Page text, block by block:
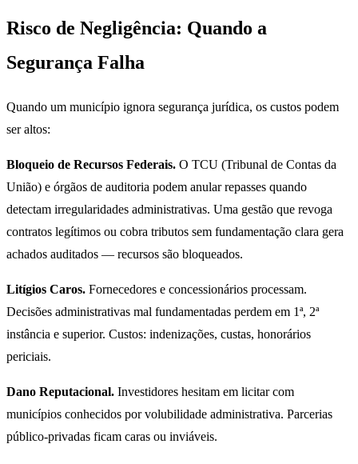
Risco de Negligência: Quando a
Segurança Falha
Quando um município ignora segurança jurídica, os custos podem
ser altos:
Bloqueio de Recursos Federais. O TCU (Tribunal de Contas da
União) e órgãos de auditoria podem anular repasses quando
detectam irregularidades administrativas. Uma gestão que revoga
contratos legítimos ou cobra tributos sem fundamentação clara gera
achados auditados — recursos são bloqueados.
Litígios Caros. Fornecedores e concessionários processam.
Decisões administrativas mal fundamentadas perdem em 1ª, 2ª
instância e superior. Custos: indenizações, custas, honorários
periciais.
Dano Reputacional. Investidores hesitam em licitar com
municípios conhecidos por volubilidade administrativa. Parcerias
público-privadas ficam caras ou inviáveis.